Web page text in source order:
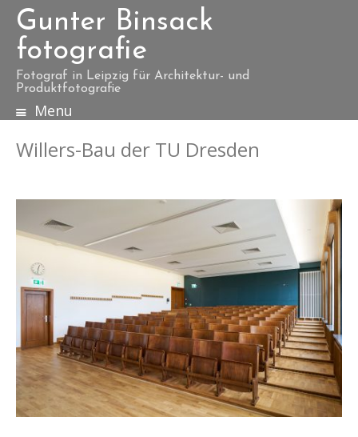
Gunter Binsack
fotografie
Fotograf in Leipzig für Architektur- und
Produktfotografie
Menu
S
k
i
t
c
n
t
e
n
t
Willers-Bau der TU Dresden